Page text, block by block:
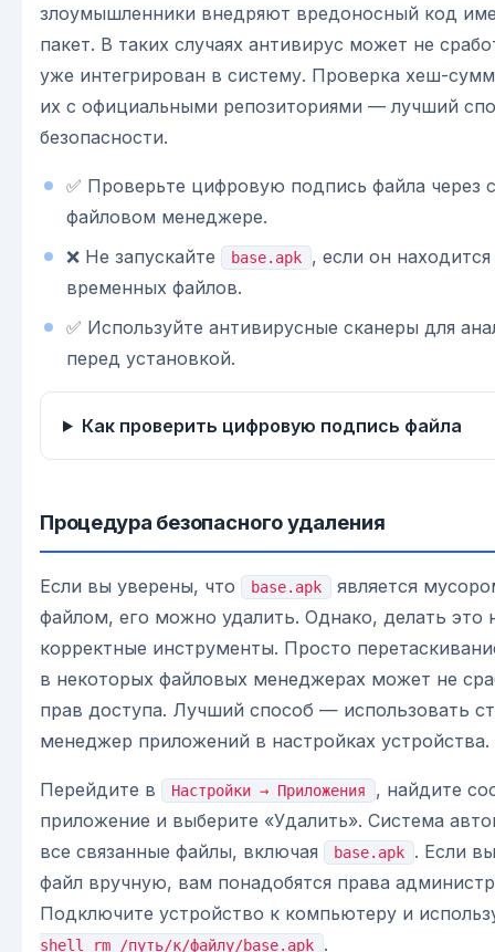
злоумышленники внедряют вредоносный код
пакет. В таких случаях антивирус может не
уже интегрирован в систему. Проверка хеш-
их с официальными репозиториями — лучший
безопасности.
✅ Проверьте цифровую подпись файла через
файловом менеджере.
❌ Не запускайте
base.apk
, если он
временных файлов.
✅ Используйте антивирусные сканеры для
перед установкой.
Как проверить цифровую подпись файла
Процедура безопасного удаления
Если вы уверены, что base.apk
является
файлом, его можно удалить. Однако, делать это
корректные инструменты. Просто
в некоторых файловых менеджерах может не
прав доступа. Лучший способ — использовать
менеджер приложений в настройках устройства.
Перейдите в Настройки → Приложения
, найдите
приложение и выберите «Удалить». Система
все связанные файлы, включая
base.apk
. Если
файл вручную, вам понадобятся права
Подключите устройство к компьютеру и
shell rm /путь/к/файлу/base.apk .